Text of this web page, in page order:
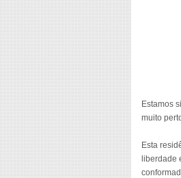
Estamos
muito
Esta
liberdade